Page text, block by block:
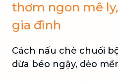
thơm ngon mê
gia đình
Cách nấu chè chuối
dừa béo ngậy, dẻo